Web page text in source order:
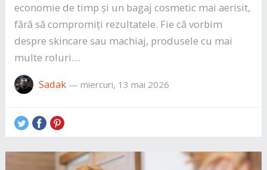
economie de timp și un bagaj cosmetic mai aerisit,
fără să compromiți rezultatele. Fie că vorbim
despre skincare sau machiaj, produsele cu mai
multe roluri…
Sadak— miercuri, 13 mai 2026